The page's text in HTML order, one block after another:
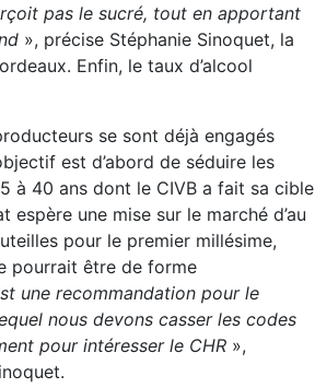
pas le sucré, tout en apportant
», précise Stéphanie Sinoquet, la
Enfin, le taux d’alcool
se sont déjà engagés
est d’abord de séduire les
à 40 ans dont le CIVB a fait sa cible
espère une mise sur le marché d’au
pour le premier millésime,
pourrait être de forme
une recommandation pour le
nous devons casser les codes
pour intéresser le CHR »,